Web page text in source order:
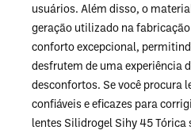
usuários. Além disso, o
geração utilizado na
conforto excepcional,
desfrutem de uma experiência
desconfortos. Se você procura
confiáveis e eficazes para
lentes Silidrogel Sihy 45 Tórica